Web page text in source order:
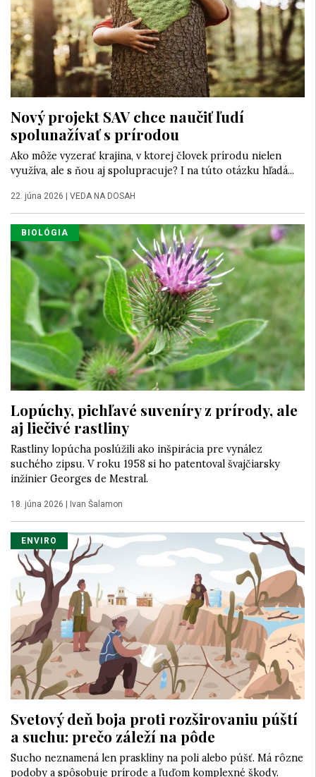
Nový projekt SAV chce naučiť ľudí
spolunažívať s prírodou
Ako môže vyzerať krajina, v ktorej človek prírodu nielen
využíva, ale s ňou aj spolupracuje? I na túto otázku hľadá...
22. júna 2026 VEDA NA DOSAH
BIOLÓGIA
Lopúchy, pichľavé suveníry z prírody, ale
aj liečivé rastliny
Rastliny lopúcha poslúžili ako inšpirácia pre vynález
suchého zipsu. V roku 1958 si ho patentoval švajčiarsky
inžinier Georges de Mestral.
18. júna 2026 Ivan Šalamon
ENVIRO
Svetový deň boja proti rozširovaniu púští
a suchu: prečo záleží na pôde
Sucho neznamená len praskliny na poli alebo púšť. Má rôzne
podoby a spôsobuje prírode a ľuďom komplexné škody.